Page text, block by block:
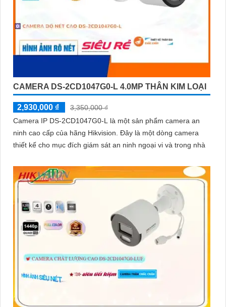
CAMERA DS-2CD1047G0-L 4.0MP THÂN KIM LOẠI
2,930,000 ₫
3,350,000 ₫
Camera IP DS-2CD1047G0-L là một sản phẩm camera an
ninh cao cấp của hãng Hikvision. Đây là một dòng camera
thiết kế cho mục đích giám sát an ninh ngoại vi và trong nhà